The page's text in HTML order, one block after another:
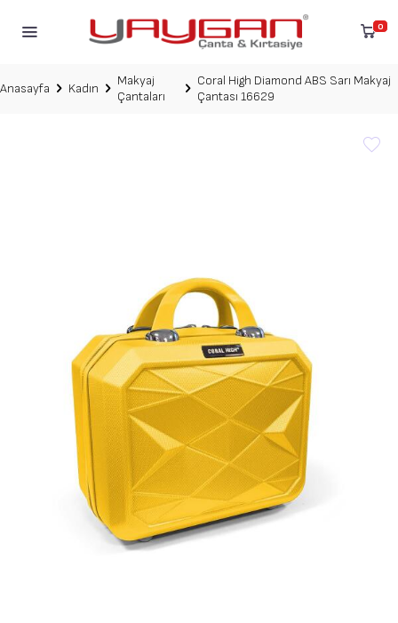
0
Anasayfa Kadın
Makyaj
Çantaları
Coral High Diamond ABS Sarı Makyaj
Çantası 16629